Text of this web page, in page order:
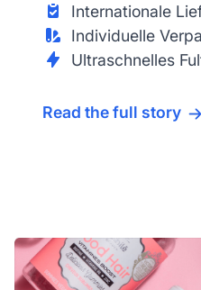
Internationale
Individuelle
Ultraschnelles
Read the full story